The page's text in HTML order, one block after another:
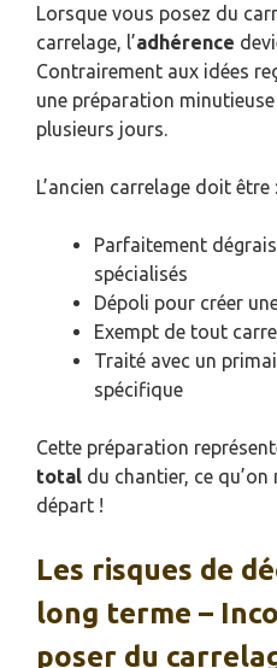
Lorsque vous posez du
carrelage, l’adhérence
Contrairement aux idées
une préparation
plusieurs jours.
L’ancien carrelage doit être :
Parfaitement
spécialisés
Dépoli pour créer
Exempt de tout
Traité avec un
spécifique
Cette préparation
total du chantier, ce
départ !
Les risques de
long terme –
poser du